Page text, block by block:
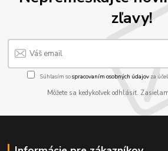
zľavy!
Súhlasím sospracovaním osobných údajov za
Môžete sa kedykoľvek odhlásiť.